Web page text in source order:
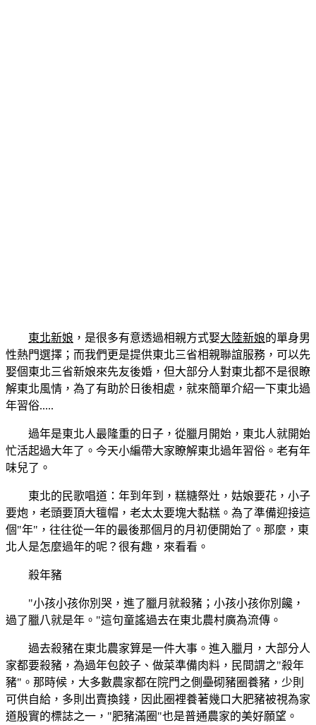
東北新娘 ，是很多有意透過相親方式娶大陸新娘的單身男
性熱門選擇；而我們更是提供東北三省相親聯誼服務，可以先
娶個東北三省新娘來先友後婚，但大部分人對東北都不是很瞭
解東北風情，為了有助於日後相處，就來簡單介紹一下東北過
年習俗.....
過年是東北人最隆重的日子，從臘月開始，東北人就開始
忙活起過大年了。今天小編帶大家瞭解東北過年習俗。老有年
味兒了。
東北的民歌唱道：年到年到，糕糖祭灶，姑娘要花，小子
要炮，老頭要頂大氊帽，老太太要塊大黏糕。為了準備迎接這
個"年"，往往從一年的最後那個月的月初便開始了。那麼，東
北人是怎麼過年的呢？很有趣，來看看。
殺年豬
"小孩小孩你別哭，進了臘月就殺豬；小孩小孩你別饞，
過了臘八就是年。"這句童謠過去在東北農村廣為流傳。
過去殺豬在東北農家算是一件大事。進入臘月，大部分人
家都要殺豬，為過年包餃子、做菜準備肉料，民間謂之"殺年
豬"。那時候，大多數農家都在院門之側壘砌豬圈養豬，少則
可供自給，多則出賣換錢，因此圈裡養著幾口大肥豬被視為家
道殷實的標誌之一，"肥豬滿圈"也是普通農家的美好願望。